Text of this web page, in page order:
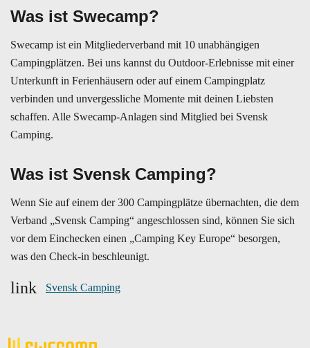
Was ist Swecamp?
Swecamp ist ein Mitgliederverband mit 10 unabhängigen
Campingplätzen. Bei uns kannst du Outdoor-Erlebnisse mit einer
Unterkunft in Ferienhäusern oder auf einem Campingplatz
verbinden und unvergessliche Momente mit deinen Liebsten
schaffen. Alle Swecamp-Anlagen sind Mitglied bei Svensk
Camping.
Was ist Svensk Camping?
Wenn Sie auf einem der 300 Campingplätze übernachten, die dem
Verband „Svensk Camping“ angeschlossen sind, können Sie sich
vor dem Einchecken einen „Camping Key Europe“ besorgen,
was den Check-in beschleunigt.
link Svensk Camping